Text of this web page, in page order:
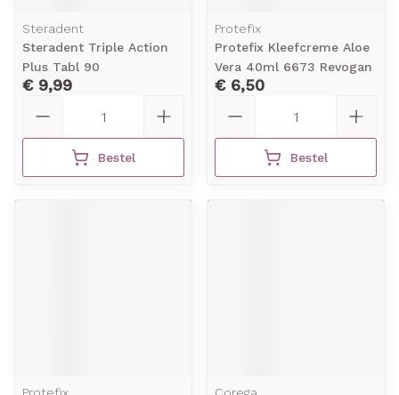
Steradent
Steradent Triple Action
Plus Tabl 90
€ 9,99
Bestel
Protefix
Protefix Kleefcreme Aloe
Vera 40ml 6673 Revogan
€ 6,50
Bestel